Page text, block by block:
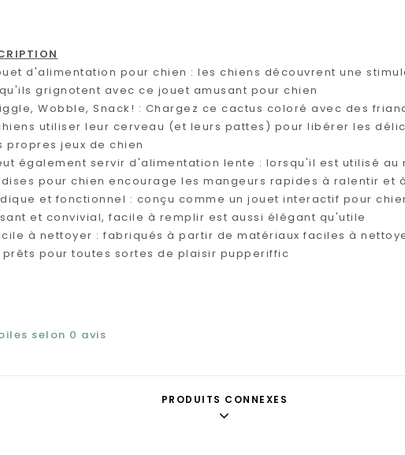
d'alimentation pour chien : les chiens découvrent une
grignotent avec ce jouet amusant pour chien
Wobble, Snack! : Chargez ce cactus coloré avec des
utiliser leur cerveau (et leurs pattes) pour libérer les
propres jeux de chien
également servir d'alimentation lente : lorsqu'il est utilisé au
pour chien encourage les mangeurs rapides à ralentir et
et fonctionnel : conçu comme un jouet interactif pour
et convivial, facile à remplir est aussi élégant qu'utile
à nettoyer : fabriqués à partir de matériaux faciles à
prêts pour toutes sortes de plaisir pupperiffic
selon 0 avis
PRODUITS CONNEXES